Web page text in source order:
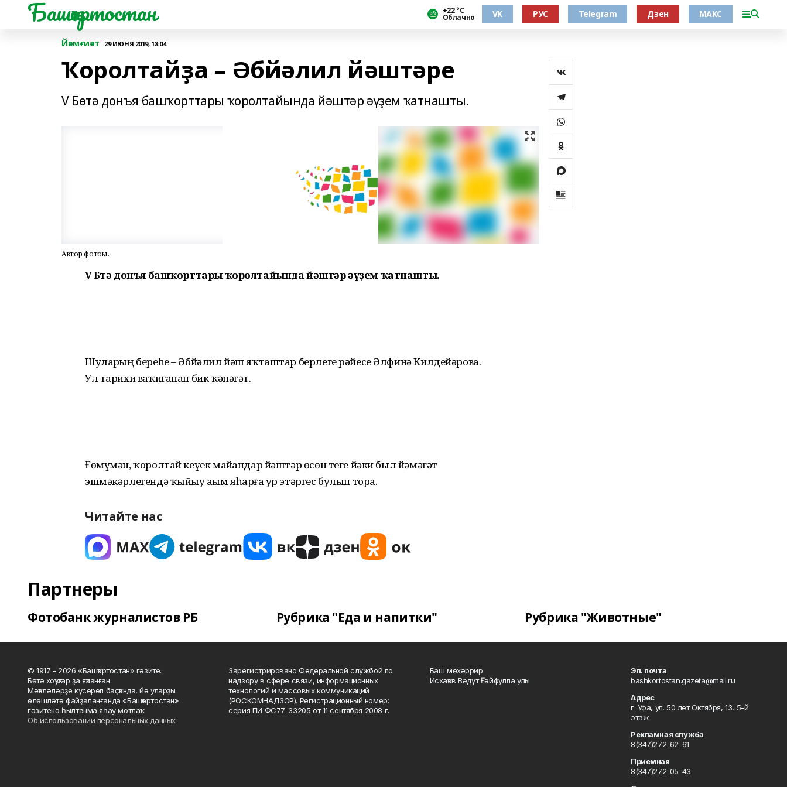
Башҡортостан +22 °С
Облачно VK РУС Telegram Дзен МАКС
Йәмғиәт 29 ИЮНЯ 2019, 18:04
Ҡоролтайҙа – Әбйәлил йәштәре
V Бөтә донъя башҡорттары ҡоролтайында йәштәр әүҙем ҡатнашты.
Автор фотоһы.
V Бөтә донъя башҡорттары ҡоролтайында йәштәр әүҙем ҡатнашты.
Шуларҙың береһе – Әбйәлил йәш яҡташтар берлеге рәйесе Әлфинә Килдейәрова.
Ул тарихи ваҡиғанан бик ҡәнәғәт.
Ғөмүмән, ҡоролтай кеүек майҙандар йәштәр өсөн теге йәки был йәмәғәт
эшмәкәрлегендә ҡыйыу аҙым яһарға ҙур этәргес булып тора.
Читайте нас
Партнеры
Фотобанк журналистов РБ Рубрика "Еда и напитки" Рубрика "Животные"
© 1917 - 2026 «Башҡортостан» гәзите.
Бөтә хоҡуҡтар ҙа яҡланған.
Мәҡәләләрҙе күсереп баҫҡанда, йә уларҙы
өлөшләтә файҙаланғанда «Башҡортостан»
гәзитенә һылтанма яһау мотлаҡ.
Об использовании персональных данных
Зарегистрировано Федеральной службой по
надзору в сфере связи, информационных
технологий и массовых коммуникаций
(РОСКОМНАДЗОР). Регистрационный номер:
серия ПИ ФС77-33205 от 11 сентября 2008 г.
Баш мөхәррир
Исхаҡов Вәдүт Ғәйфулла улы
Эл. почта
bashkortostan.gazeta@mail.ru
Адрес
г. Уфа, ул. 50 лет Октября, 13, 5-й
этаж
Рекламная служба
8(347)272-62-61
Приемная
8(347)272-05-43